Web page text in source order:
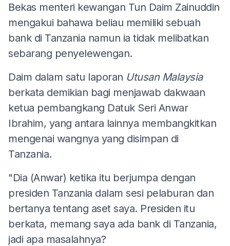
Bekas menteri kewangan Tun Daim Zainuddin
mengakui bahawa beliau memiliki sebuah
bank di Tanzania namun ia tidak melibatkan
sebarang penyelewengan.
Daim dalam satu laporan Utusan Malaysia
berkata demikian bagi menjawab dakwaan
ketua pembangkang Datuk Seri Anwar
Ibrahim, yang antara lainnya membangkitkan
mengenai wangnya yang disimpan di
Tanzania.
"Dia (Anwar) ketika itu berjumpa dengan
presiden Tanzania dalam sesi pelaburan dan
bertanya tentang aset saya. Presiden itu
berkata, memang saya ada bank di Tanzania,
jadi apa masalahnya?